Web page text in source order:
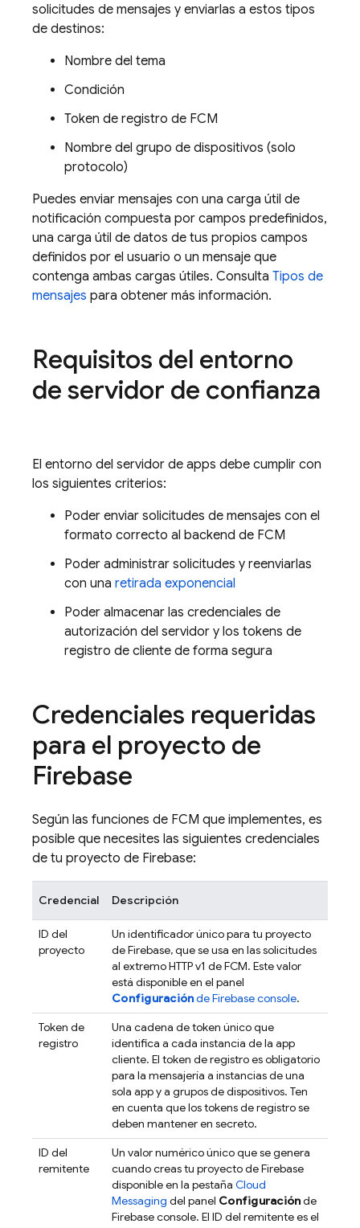
solicitudes de mensajes y enviarlas a estos tipos
de destinos:
Nombre del tema
Condición
Token de registro de FCM
Nombre del grupo de dispositivos (solo
protocolo)
Puedes enviar mensajes con una carga útil de
notificación compuesta por campos predefinidos,
una carga útil de datos de tus propios campos
definidos por el usuario o un mensaje que
contenga ambas cargas útiles. Consulta Tipos de
mensajes para obtener más información.
Requisitos del entorno
de servidor de confianza
El entorno del servidor de apps debe cumplir con
los siguientes criterios:
Poder enviar solicitudes de mensajes con el
formato correcto al backend de FCM
Poder administrar solicitudes y reenviarlas
con una retirada exponencial
Poder almacenar las credenciales de
autorización del servidor y los tokens de
registro de cliente de forma segura
Credenciales requeridas
para el proyecto de
Firebase
Según las funciones de FCM que implementes, es
posible que necesites las siguientes credenciales
de tu proyecto de Firebase:
Credencial Descripción
ID del
proyecto
Un identificador único para tu proyecto
de Firebase, que se usa en las solicitudes
al extremo HTTP v1 deFCM. Este valor
está disponible en el panel
ConfiguracióndeFirebaseconsole.
Token de
registro
Una cadena de token único que
identifica a cada instancia de la app
cliente. El token de registro es obligatorio
para la mensajería a instancias de una
sola app y a grupos de dispositivos. Ten
en cuenta que los tokens de registro se
deben mantener en secreto.
ID del
remitente
Un valor numérico único que se genera
cuando creas tu proyecto de Firebase
disponible en la pestaña Cloud
Messaging del panel Configuraciónde
Firebaseconsole. El ID del remitente es el